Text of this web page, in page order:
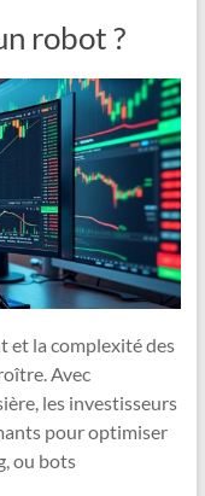
robot ?
et la complexité des
Avec
les investisseurs
pour optimiser
ou bots